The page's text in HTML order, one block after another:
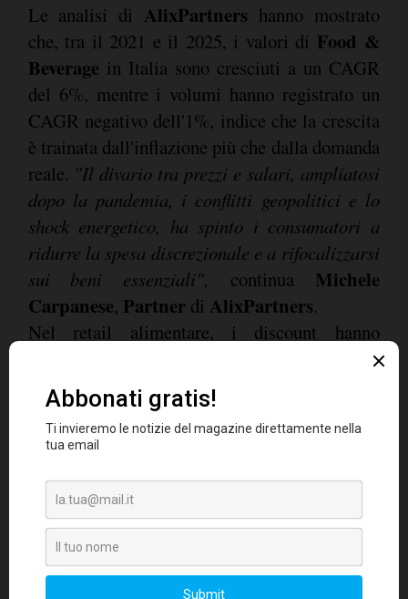
Le analisi di AlixPartners hanno mostrato
che, tra il 2021 e il 2025, i valori di Food &
Beverage in Italia sono cresciuti a un CAGR
del 6%, mentre i volumi hanno registrato un
CAGR negativo dell'1%, indice che la crescita
è trainata dall'inflazione più che dalla domanda
reale. "Il divario tra prezzi e salari, ampliatosi
dopo la pandemia, i conflitti geopolitici e lo
shock energetico, ha spinto i consumatori a
ridurre la spesa discrezionale e a rifocalizzarsi
sui beni essenziali", continua Michele
Carpanese, Partnerdi AlixPartners.
Nel retail alimentare, i discount hanno
registrato un CAGR dell'8% nello stesso
periodo, confermando una migrazione verso il
value for money."Diventa strategico
proteggere la domanda attraverso proposte di
l'eliminazione delle inefficienze strutturali
lungo tutta la catena del valore",
prosegue Carpanese.